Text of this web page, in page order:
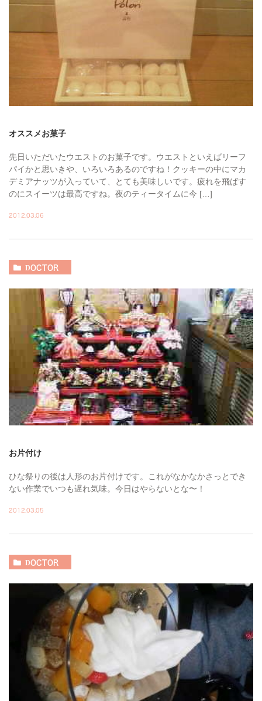
オススメお菓子
先日いただいたウエストのお菓子です。ウエストといえばリーフ
パイかと思いきや、いろいろあるのですね！クッキーの中にマカ
デミアナッツが入っていて、とても美味しいです。疲れを飛ばす
のにスイーツは最高ですね。夜のティータイムに今 […]
2012.03.06
DOCTOR
お片付け
ひな祭りの後は人形のお片付けです。これがなかなかさっとでき
ない作業でいつも遅れ気味。今日はやらないとな〜！
2012.03.05
DOCTOR